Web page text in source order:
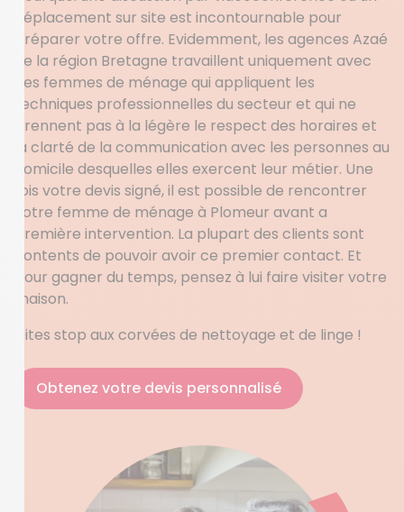
déplacement sur site est incontournable pour
préparer votre offre. Evidemment, les agences Azaé
de la région Bretagne travaillent uniquement avec
des femmes de ménage qui appliquent les
techniques professionnelles du secteur et qui ne
prennent pas à la légère le respect des horaires et
la clarté de la communication avec les personnes au
domicile desquelles elles exercent leur métier. Une
fois votre devis signé, il est possible de rencontrer
votre femme de ménage à Plomeur avant a
première intervention. La plupart des clients sont
contents de pouvoir avoir ce premier contact. Et
pour gagner du temps, pensez à lui faire visiter votre
maison.
Dites stop aux corvées de nettoyage et de linge !
Obtenez votre devis personnalisé